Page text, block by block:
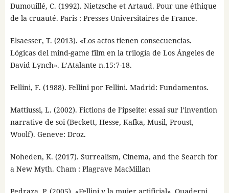
Dumouillé, C. (1992). Nietzsche et Artaud. Pour une éthique
de la cruauté. Paris : Presses Universitaires de France.
Elsaesser, T. (2013). «Los actos tienen consecuencias.
Lógicas del mind-game film en la trilogía de Los Ángeles de
David Lynch». L’Atalante n.15:7-18.
Fellini, F. (1988). Fellini por Fellini. Madrid: Fundamentos.
Mattiussi, L. (2002). Fictions de l’ipseite: essai sur l’invention
narrative de soi (Beckett, Hesse, Kafka, Musil, Proust,
Woolf). Geneve: Droz.
Noheden, K. (2017). Surrealism, Cinema, and the Search for
a New Myth. Cham : Plagrave MacMillan
Pedraza, P. (2005). «Fellini y la mujer artificial». Quaderni